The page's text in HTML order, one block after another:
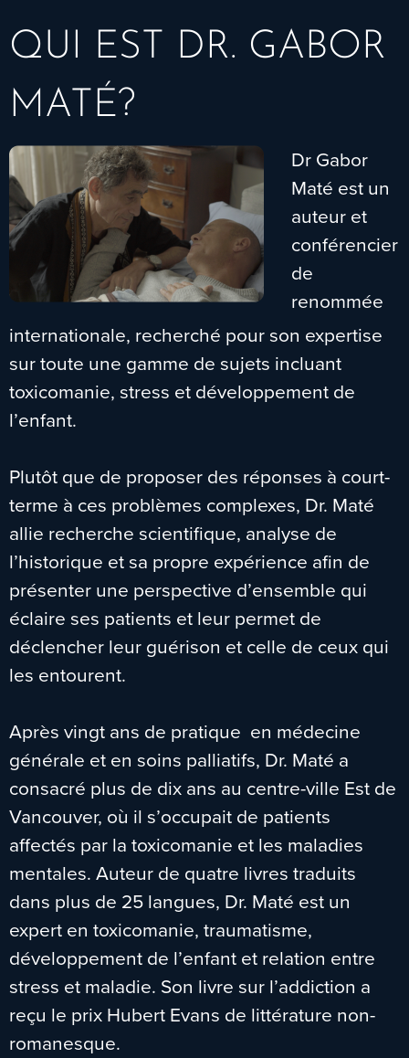
QUI EST DR. GABOR
MATÉ?
Dr Gabor
Maté est un
auteur et
conférencier
de
renommée
internationale, recherché pour son expertise
sur toute une gamme de sujets incluant
toxicomanie, stress et développement de
l’enfant.
Plutôt que de proposer des réponses à court-
terme à ces problèmes complexes, Dr. Maté
allie recherche scientifique, analyse de
l’historique et sa propre expérience afin de
présenter une perspective d’ensemble qui
éclaire ses patients et leur permet de
déclencher leur guérison et celle de ceux qui
les entourent.
Après vingt ans de pratique en médecine
générale et en soins palliatifs, Dr. Maté a
consacré plus de dix ans au centre-ville Est de
Vancouver, où il s’occupait de patients
affectés par la toxicomanie et les maladies
mentales. Auteur de quatre livres traduits
dans plus de 25 langues, Dr. Maté est un
expert en toxicomanie, traumatisme,
développement de l’enfant et relation entre
stress et maladie. Son livre sur l’addiction a
reçu le prix Hubert Evans de littérature non-
romanesque.